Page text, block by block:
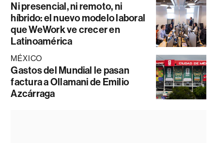
Ni presencial, ni remoto, ni
híbrido: el nuevo modelo laboral
que WeWork ve crecer en
Latinoamérica
MÉXICO
Gastos del Mundial le pasan
factura a Ollamani de Emilio
Azcárraga